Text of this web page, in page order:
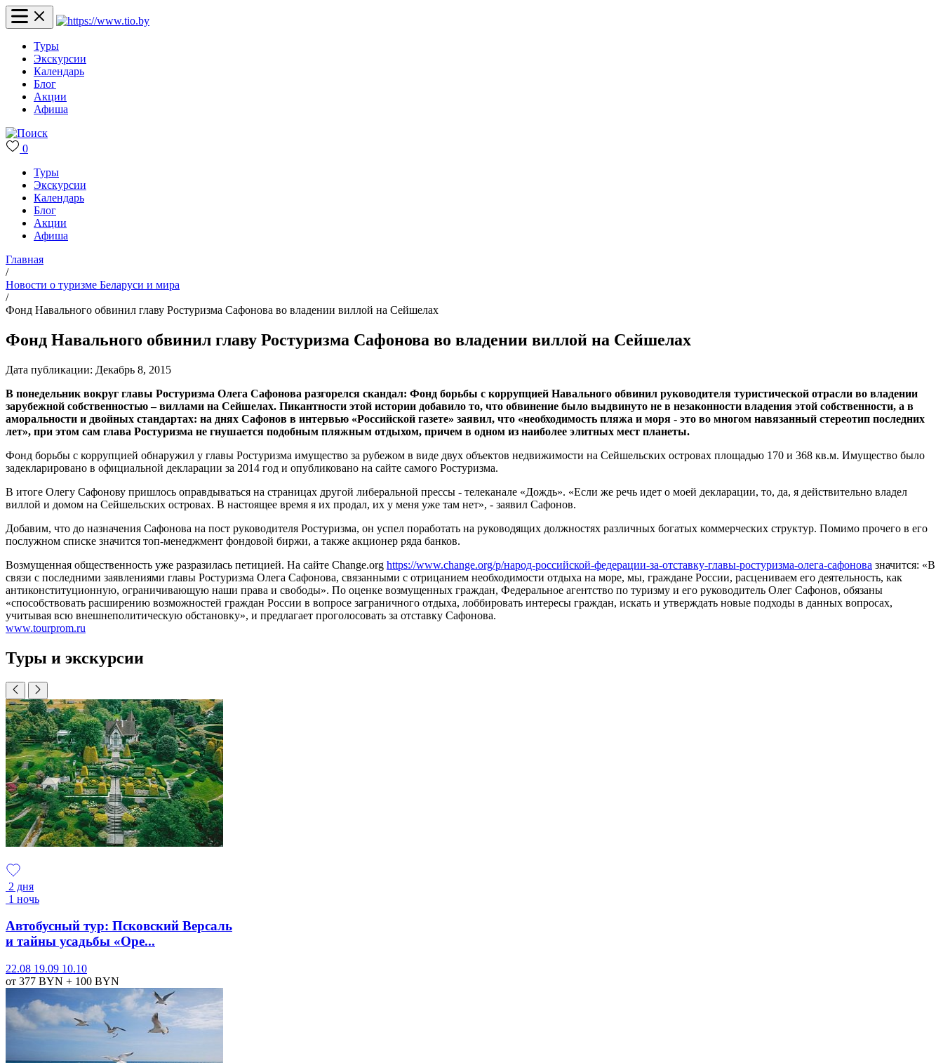
Туры
Экскурсии
Календарь
Блог
Акции
Афиша
0
Туры
Экскурсии
Календарь
Блог
Акции
Афиша
Главная
/
Новости о туризме Беларуси и мира
/
Фонд Навального обвинил главу Ростуризма Сафонова во владении виллой на Сейшелах
Фонд Навального обвинил главу Ростуризма Сафонова во владении виллой на Сейшелах
Дата публикации: Декабрь 8, 2015
В понедельник вокруг главы Ростуризма Олега Сафонова разгорелся скандал: Фонд борьбы с коррупцией Навального обвинил руководителя туристической отрасли во владении
зарубежной собственностью – виллами на Сейшелах. Пикантности этой истории добавило то, что обвинение было выдвинуто не в незаконности владения этой собственности, а в
аморальности и двойных стандартах: на днях Сафонов в интервью «Российской газете» заявил, что «необходимость пляжа и моря - это во многом навязанный стереотип последних
лет», при этом сам глава Ростуризма не гнушается подобным пляжным отдыхом, причем в одном из наиболее элитных мест планеты.
Фонд борьбы с коррупцией обнаружил у главы Ростуризма имущество за рубежом в виде двух объектов недвижимости на Сейшельских островах площадью 170 и 368 кв.м. Имущество было
задекларировано в официальной декларации за 2014 год и опубликовано на сайте самого Ростуризма.
В итоге Олегу Сафонову пришлось оправдываться на страницах другой либеральной прессы - телеканале «Дождь». «Если же речь идет о моей декларации, то, да, я действительно владел
виллой и домом на Сейшельских островах. В настоящее время я их продал, их у меня уже там нет», - заявил Сафонов.
Добавим, что до назначения Сафонова на пост руководителя Ростуризма, он успел поработать на руководящих должностях различных богатых коммерческих структур. Помимо прочего в его
послужном списке значится топ-менеджмент фондовой биржи, а также акционер ряда банков.
Возмущенная общественность уже разразилась петицией. На сайте Change.org https://www.change.org/p/народ-российской-федерации-за-отставку-главы-ростуризма-олега-сафонова значится: «В
связи с последними заявлениями главы Ростуризма Олега Сафонова, связанными с отрицанием необходимости отдыха на море, мы, граждане России, расцениваем его деятельность, как
антиконституционную, ограничивающую наши права и свободы». По оценке возмущенных граждан, Федеральное агентство по туризму и его руководитель Олег Сафонов, обязаны
«способствовать расширению возможностей граждан России в вопросе заграничного отдыха, лоббировать интересы граждан, искать и утверждать новые подходы в данных вопросах,
учитывая всю внешнеполитическую обстановку», и предлагает проголосовать за отставку Сафонова.
www.tourprom.ru
Туры и экскурсии
2 дня
1 ночь
Автобусный тур: Псковский Версаль
и тайны усадьбы «Оре...
22.08 19.09 10.10
от 377 BYN + 100 BYN